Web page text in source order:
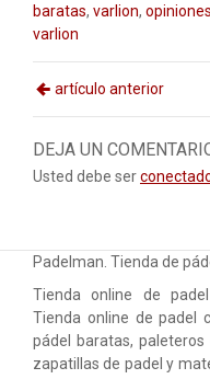
baratas, varlion,
varlion
artículo anterior
DEJA UN
Usted debe ser
Padelman. Tienda de
Tienda online de
Tienda online de padel
pádel baratas,
zapatillas de padel y